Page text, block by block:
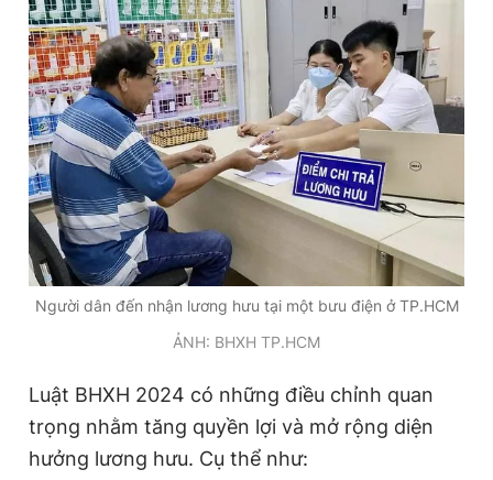
Người dân đến nhận lương hưu tại một bưu điện ở TP.HCM
ẢNH: BHXH TP.HCM
Luật BHXH 2024 có những điều chỉnh quan
trọng nhằm tăng quyền lợi và mở rộng diện
hưởng lương hưu. Cụ thể như: